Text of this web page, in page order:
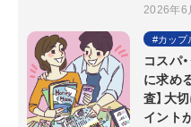
2026年6
カップ
コスパ
に求め
査】大
イント